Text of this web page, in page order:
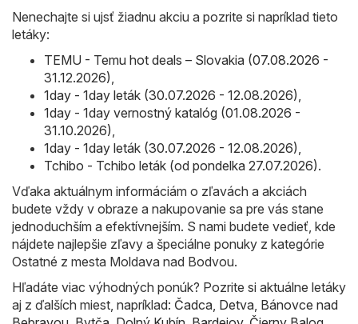
Nenechajte si ujsť žiadnu akciu a pozrite si napríklad tieto
letáky:
TEMU - Temu hot deals – Slovakia (07.08.2026 -
31.12.2026)
1day - 1day leták (30.07.2026 - 12.08.2026)
1day - 1day vernostný katalóg (01.08.2026 -
31.10.2026)
1day - 1day leták (30.07.2026 - 12.08.2026)
Tchibo - Tchibo leták (od pondelka 27.07.2026).
Vďaka aktuálnym informáciám o zľavách a akciách
budete vždy v obraze a nakupovanie sa pre vás stane
jednoduchším a efektívnejším. S nami budete vedieť, kde
nájdete najlepšie zľavy a špeciálne ponuky z kategórie
Ostatné z mesta Moldava nad Bodvou.
Hľadáte viac výhodných ponúk? Pozrite si aktuálne letáky
aj z ďalších miest, napríklad: Čadca Detva Bánovce nad